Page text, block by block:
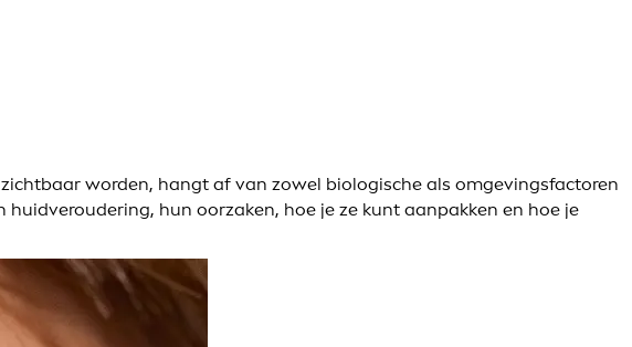
worden, hangt af van zowel biologische als omgevingsfactoren
hun oorzaken, hoe je ze kunt aanpakken en hoe je